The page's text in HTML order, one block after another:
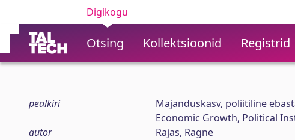
Digikogu
Otsing Kollektsioonid Registrid
pealkiri
Majanduskasv, poliitiline
Economic Growth, Political
autor
Rajas, Ragne